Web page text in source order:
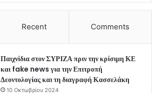
Recent Comments
Παιχνίδια στον ΣΥΡΙΖΑ πριν την κρίσιμη ΚΕ
και fake news για την Επιτροπή
Δεοντολογίας και τη διαγραφή Κασσελάκη
10 Οκτωβρίου 2024